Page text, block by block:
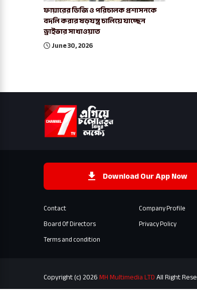
‎ফায়ারের ডিজি ও পরিচালক প্রশাসনকে
বদলি করার ষড়যন্ত্র চালিয়ে যাচ্ছেন
ড্রাইভার সাখাওয়াত
June 30, 2026
Download Our App Now
Contact
Company Profile
Board Of Directors
Privacy Policy
Terms and condition
Copyright (c) 2026MH Multimedia LTDAll Right